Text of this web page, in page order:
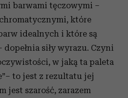
barwami tęczowymi –
które
idealnych i które są
dopełnia siły wyrazu. Czyni
w jaką ta paleta
to jest z rezultatu jej
jest szarość, zarazem